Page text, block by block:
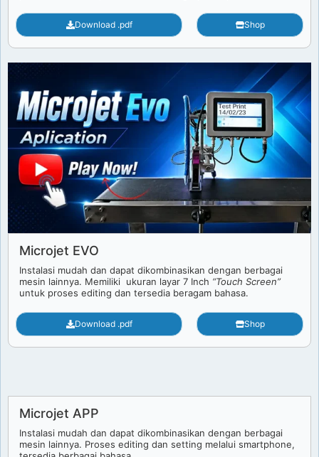
Download .pdf Shop
Microjet EVO
Instalasi mudah dan dapat dikombinasikan dengan berbagai
mesin lainnya. Memiliki ukuran layar 7 Inch “Touch Screen”
untuk proses editing dan tersedia beragam bahasa.
Download .pdf Shop
Microjet APP
Instalasi mudah dan dapat dikombinasikan dengan berbagai
mesin lainnya. Proses editing dan setting melalui smartphone,